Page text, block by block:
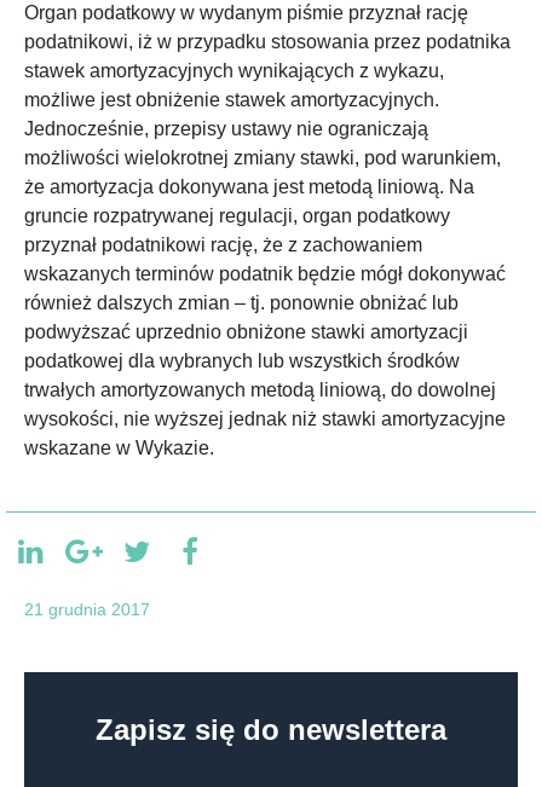
Organ podatkowy w wydanym piśmie przyznał rację
podatnikowi, iż w przypadku stosowania przez podatnika
stawek amortyzacyjnych wynikających z wykazu,
możliwe jest obniżenie stawek amortyzacyjnych.
Jednocześnie, przepisy ustawy nie ograniczają
możliwości wielokrotnej zmiany stawki, pod warunkiem,
że amortyzacja dokonywana jest metodą liniową. Na
gruncie rozpatrywanej regulacji, organ podatkowy
przyznał podatnikowi rację, że z zachowaniem
wskazanych terminów podatnik będzie mógł dokonywać
również dalszych zmian – tj. ponownie obniżać lub
podwyższać uprzednio obniżone stawki amortyzacji
podatkowej dla wybranych lub wszystkich środków
trwałych amortyzowanych metodą liniową, do dowolnej
wysokości, nie wyższej jednak niż stawki amortyzacyjne
wskazane w Wykazie.
21 grudnia 2017
Zapisz się do newslettera